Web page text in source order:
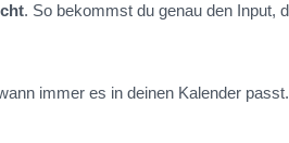
. So bekommst du genau den Input,
immer es in deinen Kalender